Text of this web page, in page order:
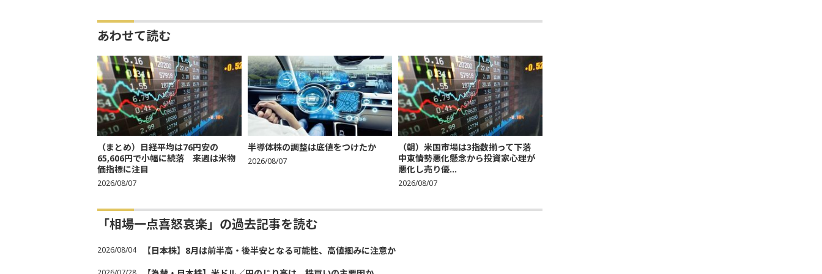
あわせて読む
（まとめ）日経平均は76円安の
65,606円で小幅に続落 来週は米物
価指標に注目
2026/08/07
半導体株の調整は底値をつけたか
2026/08/07
（朝）米国市場は3指数揃って下落
中東情勢悪化懸念から投資家心理が
悪化し売り優...
2026/08/07
「相場一点喜怒哀楽」の過去記事を読む
2026/08/04 【日本株】8月は前半高・後半安となる可能性、高値掴みに注意か